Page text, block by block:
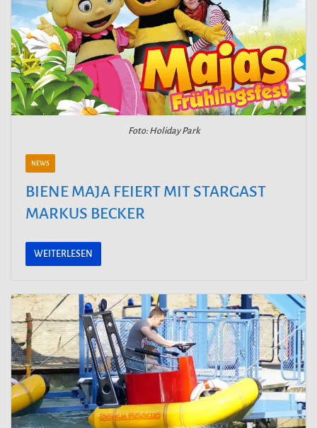
Foto: Holiday Park
NEWS
BIENE MAJA FEIERT MIT STARGAST
MARKUS BECKER
WEITERLESEN